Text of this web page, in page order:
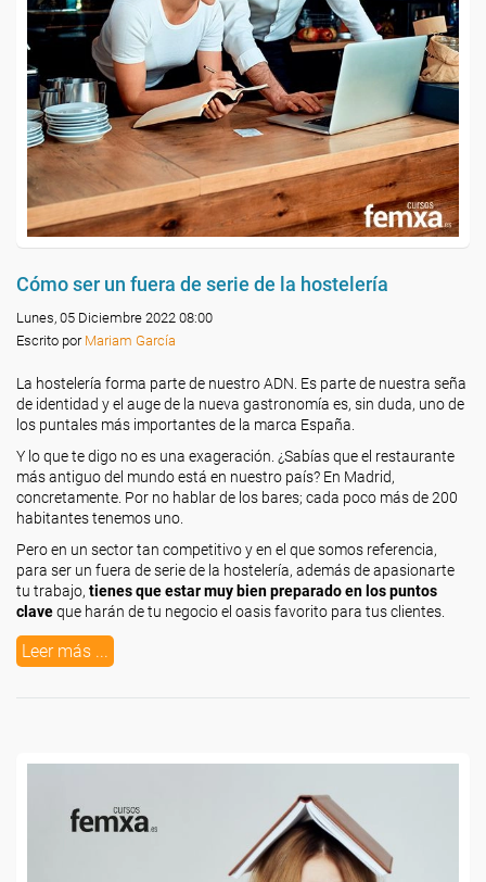
Cómo ser un fuera de serie de la hostelería
Lunes, 05 Diciembre 2022 08:00
Escrito por Mariam García
La hostelería forma parte de nuestro ADN. Es parte de nuestra seña
de identidad y el auge de la nueva gastronomía es, sin duda, uno de
los puntales más importantes de la marca España.
Y lo que te digo no es una exageración. ¿Sabías que el restaurante
más antiguo del mundo está en nuestro país? En Madrid,
concretamente. Por no hablar de los bares; cada poco más de 200
habitantes tenemos uno.
Pero en un sector tan competitivo y en el que somos referencia,
para ser un fuera de serie de la hostelería, además de apasionarte
tu trabajo, tienes que estar muy bien preparado en los puntos
claveque harán de tu negocio el oasis favorito para tus clientes.
Leer más ...